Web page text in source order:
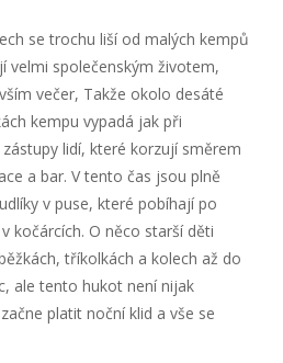
se trochu liší od malých kempů
velmi společenským životem,
večer, Takže okolo desáté
kempu vypadá jak při
lidí, které korzují směrem
a bar. V tento čas jsou plně
v puse, které pobíhají po
kočárcích. O něco starší děti
tříkolkách a kolech až do
ale tento hukot není nijak
platit noční klid a vše se